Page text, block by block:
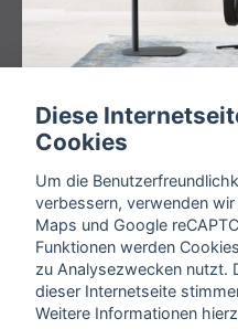
Diese
Cookies
Um die
verbessern, verwenden
Maps und Google
Funktionen werden
zu Analysezwecken nutzt.
dieser Internetseite
Weitere Informationen